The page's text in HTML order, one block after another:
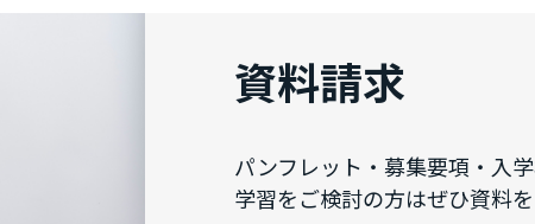
資料請求
パンフレット・募集要項・入
学習をご検討の方はぜひ資料